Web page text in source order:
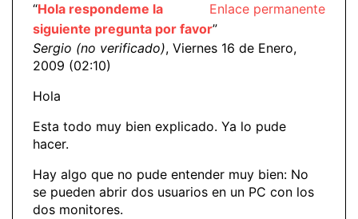
Enlace permanente
“Hola respondeme la
siguiente pregunta por favor”
Sergio (no verificado), Viernes 16 de Enero,
2009 (02:10)
Hola
Esta todo muy bien explicado. Ya lo pude
hacer.
Hay algo que no pude entender muy bien: No
se pueden abrir dos usuarios en un PC con los
dos monitores.